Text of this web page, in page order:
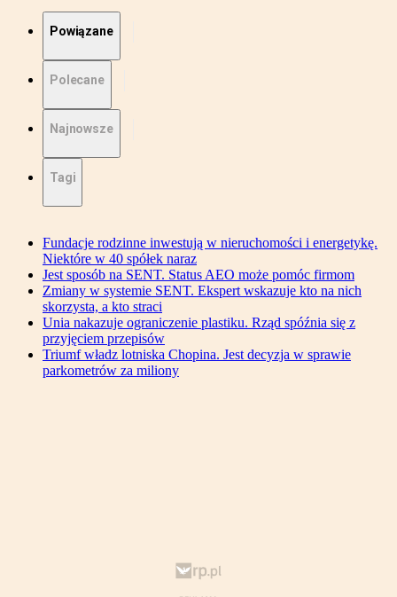
Powiązane
Polecane
Najnowsze
Tagi
Fundacje rodzinne inwestują w nieruchomości i energetykę.
Niektóre w 40 spółek naraz
Jest sposób na SENT. Status AEO może pomóc firmom
Zmiany w systemie SENT. Ekspert wskazuje kto na nich
skorzysta, a kto straci
Unia nakazuje ograniczenie plastiku. Rząd spóźnia się z
przyjęciem przepisów
Triumf władz lotniska Chopina. Jest decyzja w sprawie
parkometrów za miliony